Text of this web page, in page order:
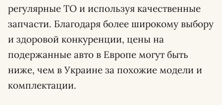
регулярные ТО и используя качественные
запчасти. Благодаря более широкому выбору
и здоровой конкуренции, цены на
подержанные авто в Европе могут быть
ниже, чем в Украине за похожие модели и
комплектации.